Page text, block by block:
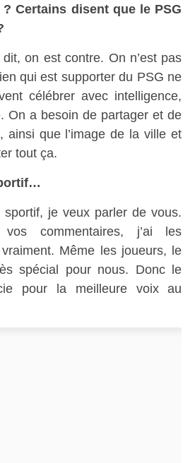
Certains disent que le PSG
on est contre. On n’est pas
qui est supporter du PSG ne
célébrer avec intelligence,
On a besoin de partager et de
ainsi que l’image de la ville et
tout ça.
je veux parler de vous.
vos commentaires, j’ai les
vraiment. Même les joueurs, le
spécial pour nous. Donc le
pour la meilleure voix au